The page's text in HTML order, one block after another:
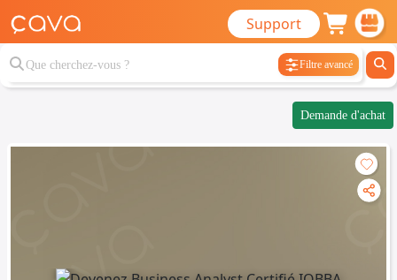
Support
Filtre avancé
Demande d'achat